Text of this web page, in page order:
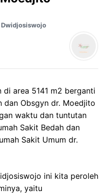
Dwidjosiswojo
area 5141 m2 berganti
dan Obsgyn dr. Moedjito
waktu dan tuntutan
Sakit Bedah dan
Sakit Umum dr.
ini kita peroleh
yaitu